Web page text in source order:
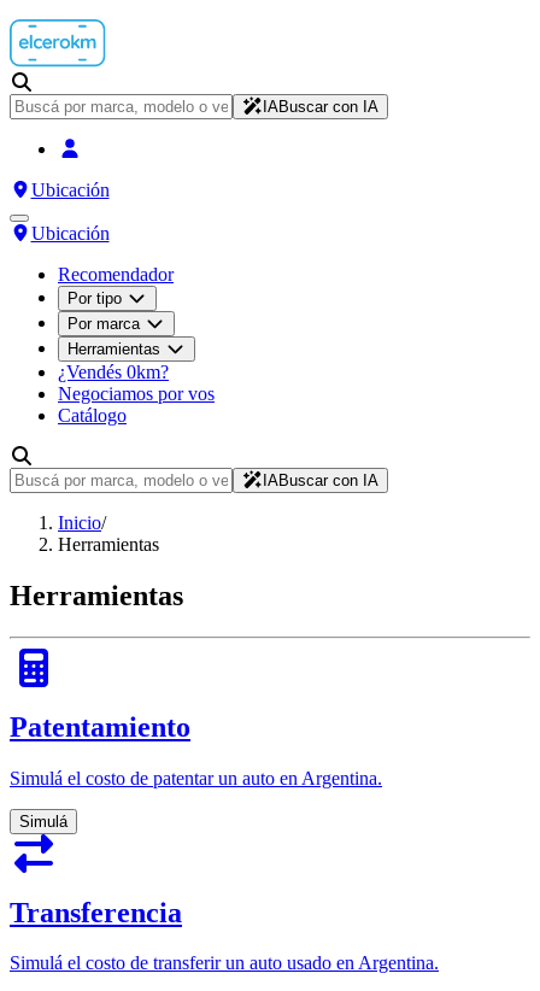
IABuscar con IA
Ubicación
Ubicación
Recomendador
Por tipo
Por marca
Herramientas
¿Vendés 0km?
Negociamos por vos
Catálogo
IABuscar con IA
Inicio/
Herramientas
Herramientas
Patentamiento
Simulá el costo de patentar un auto en Argentina.
Simulá
Transferencia
Simulá el costo de transferir un auto usado en Argentina.